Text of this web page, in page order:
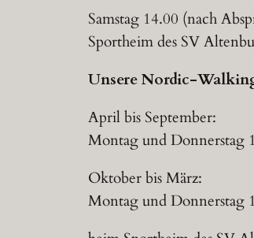
Samstag 14.00 (nach
Sportheim des SV
Unsere Nordic-
April bis September:
Montag und Donnerstag
Oktober bis März:
Montag und Donnerstag